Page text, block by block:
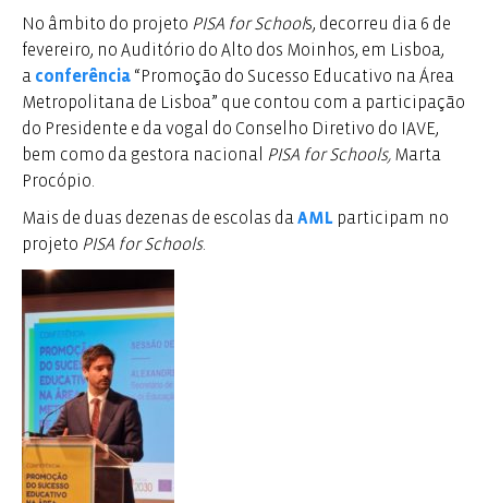
No âmbito do projeto PISA for Schools, decorreu dia 6 de
fevereiro, no Auditório do Alto dos Moinhos, em Lisboa,
a conferência “Promoção do Sucesso Educativo na Área
Metropolitana de Lisboa” que contou com a participação
do Presidente e da vogal do Conselho Diretivo do IAVE,
bem como da gestora nacional PISA for Schools, Marta
Procópio.
Mais de duas dezenas de escolas da AML participam no
projeto PISA for Schools.